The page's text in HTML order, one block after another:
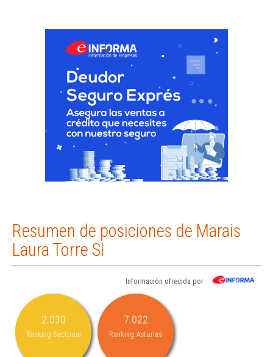
Resumen de posiciones de Marais
Laura Torre Sl
Información ofrecida por
2.030
Ranking Sectorial
7.022
Ranking Asturias